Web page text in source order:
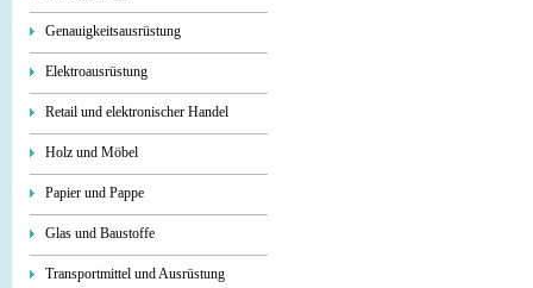
Genauigkeitsausrüstung
Elektroausrüstung
Retail und elektronischer Handel
Holz und Möbel
Papier und Pappe
Glas und Baustoffe
Transportmittel und Ausrüstung